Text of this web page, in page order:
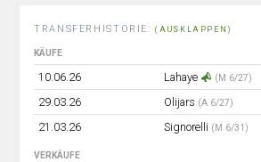
TRANSFERHISTORIE:(AUSKLAPPEN)
KÄUFE
10.06.26 Lahaye (M 6/27)
29.03.26
Olijars (A 6/27)
21.03.26
Signorelli (M 6/31)
VERKÄUFE